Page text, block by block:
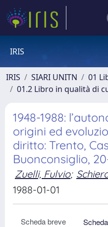
IRIS
IRIS SIARI UNITN
01
01.2 Libro in qualità di
1948-1988:
origini ed
diritto: Trento,
Buonconsiglio,
Zuelli, Fulvio;
1988-01-01
Scheda breve